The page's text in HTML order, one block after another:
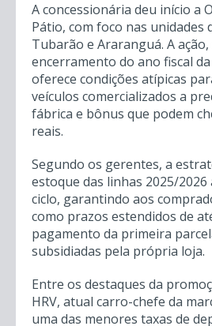
A concessionária deu início a
Pátio, com foco nas unidades
Tubarão e Araranguá. A
encerramento do ano fiscal
oferece condições atípicas
veículos comercializados a
fábrica e bônus que podem
reais.
Segundo os gerentes, a
estoque das linhas 2025/2026
ciclo, garantindo aos
como prazos estendidos de
pagamento da primeira
subsidiadas pela própria loja.
Entre os destaques da
HRV, atual carro-chefe da
uma das menores taxas de